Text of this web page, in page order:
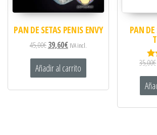
PAN DE SETAS PENIS ENVY
45,00€39,60€ IVA incl.
Añadir al carrito
PAN DE
35,00€